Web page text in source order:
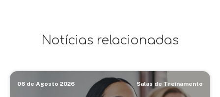
Notícias relacionadas
06 de Agosto 2026 Salas de Treinamento